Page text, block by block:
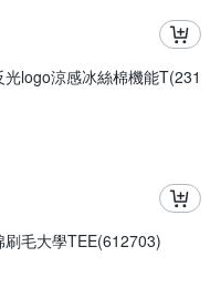
logo涼感冰絲棉機能T(231
毛大學TEE(612703)